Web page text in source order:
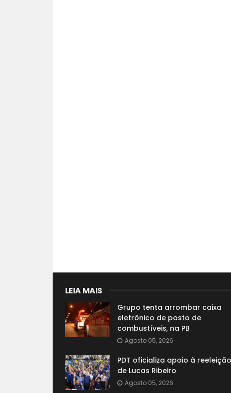
LEIA MAIS
Grupo tenta arrombar caixa
eletrônico de posto de
combustíveis, na PB
Agosto 05, 2026
PDT oficializa apoio à reeleição
de Lucas Ribeiro
Agosto 05, 2026